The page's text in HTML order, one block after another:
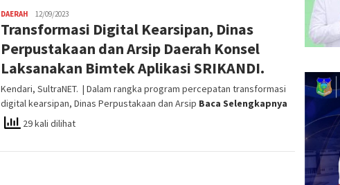
DAERAH admin
SN
12/09/2023
Transformasi Digital Kearsipan, Dinas
Perpustakaan dan Arsip Daerah Konsel
Laksanakan Bimtek Aplikasi SRIKANDI.
Kendari, SultraNET. | Dalam rangka program percepatan transformasi
digital kearsipan, Dinas Perpustakaan dan Arsip Baca Selengkapnya
29 kali dilihat